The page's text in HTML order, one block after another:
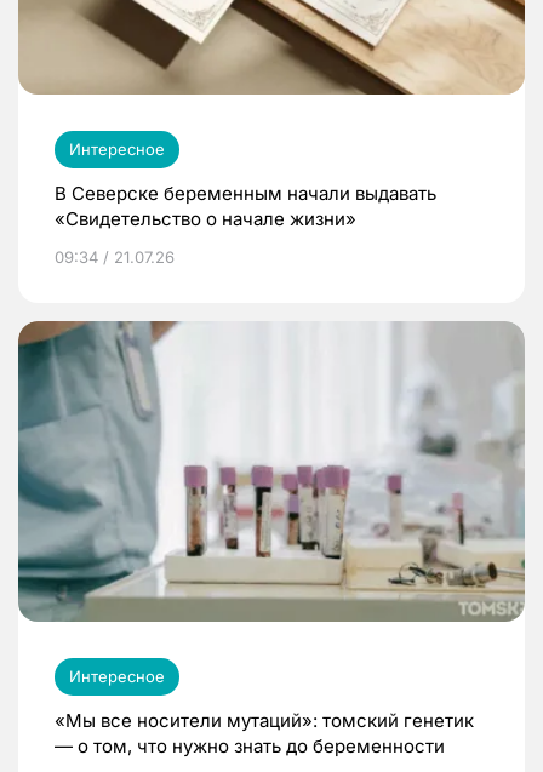
Интересное
В Северске беременным начали выдавать
«Свидетельство о начале жизни»
09:34 / 21.07.26
Интересное
«Мы все носители мутаций»: томский генетик
— о том, что нужно знать до беременности